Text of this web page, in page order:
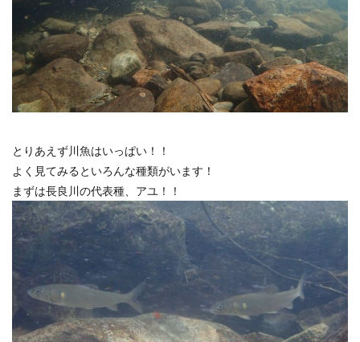
とりあえず川魚はいっぱい！！
よく見てみるといろんな種類がいます！
まずは長良川の代表種、アユ！！